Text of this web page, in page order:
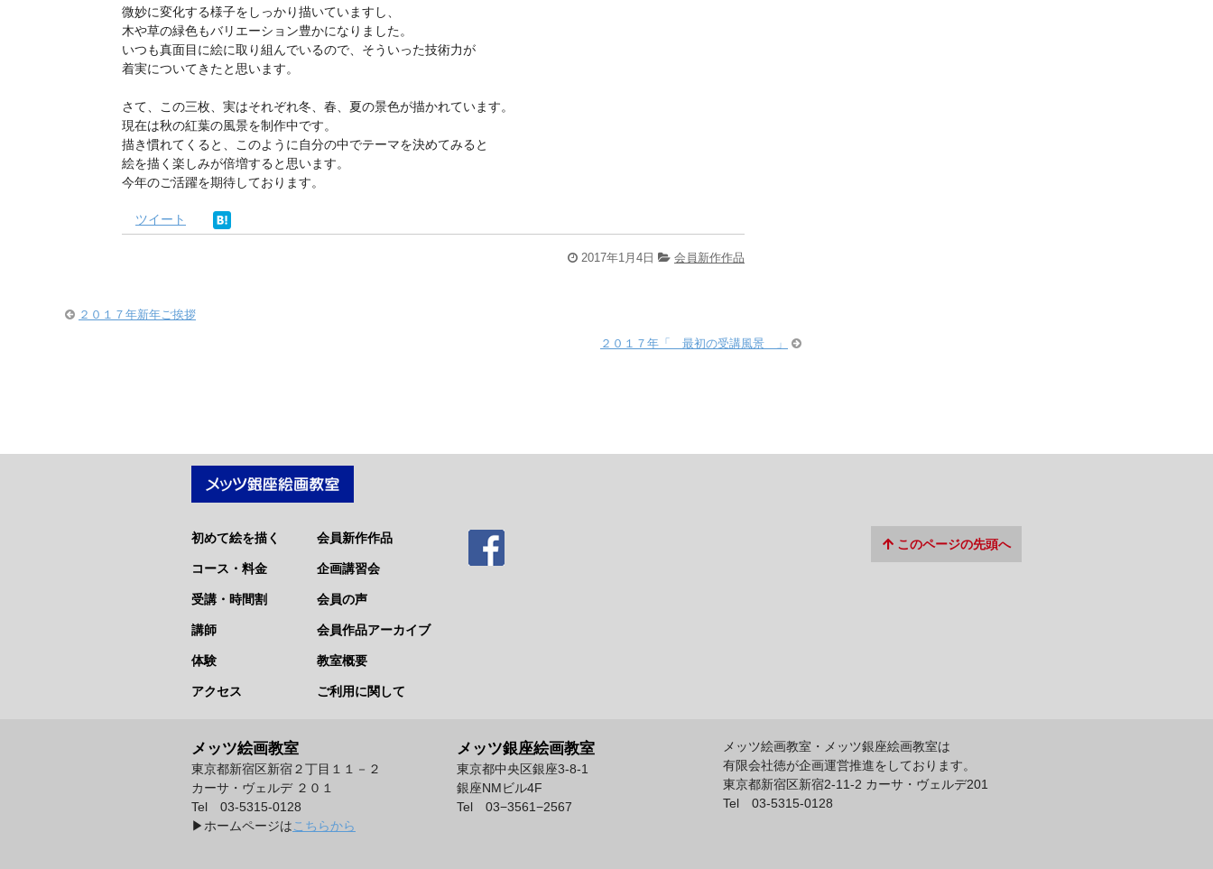
微妙に変化する様子をしっかり描いていますし、
木や草の緑色もバリエーション豊かになりました。
いつも真面目に絵に取り組んでいるので、そういった技術力が
着実についてきたと思います。
さて、この三枚、実はそれぞれ冬、春、夏の景色が描かれています。
現在は秋の紅葉の風景を制作中です。
描き慣れてくると、このように自分の中でテーマを決めてみると
絵を描く楽しみが倍増すると思います。
今年のご活躍を期待しております。
ツイート
2017年1月4日 会員新作作品
２０１７年新年ご挨拶
２０１７年「 最初の受講風景 」
初めて絵を描く
コース・料金
受講・時間割
講師
体験
アクセス
会員新作作品
企画講習会
会員の声
会員作品アーカイブ
教室概要
ご利用に関して
このページの先頭へ
メッツ絵画教室
東京都新宿区新宿２丁目１１－２
カーサ・ヴェルデ ２０１
Tel 03-5315-0128
▶︎ホームページはこちらから
メッツ銀座絵画教室
東京都中央区銀座3-8-1
銀座NMビル4F
Tel 03−3561−2567
メッツ絵画教室・メッツ銀座絵画教室は
有限会社徳が企画運営推進をしております。
東京都新宿区新宿2-11-2 カーサ・ヴェルデ201
Tel 03-5315-0128